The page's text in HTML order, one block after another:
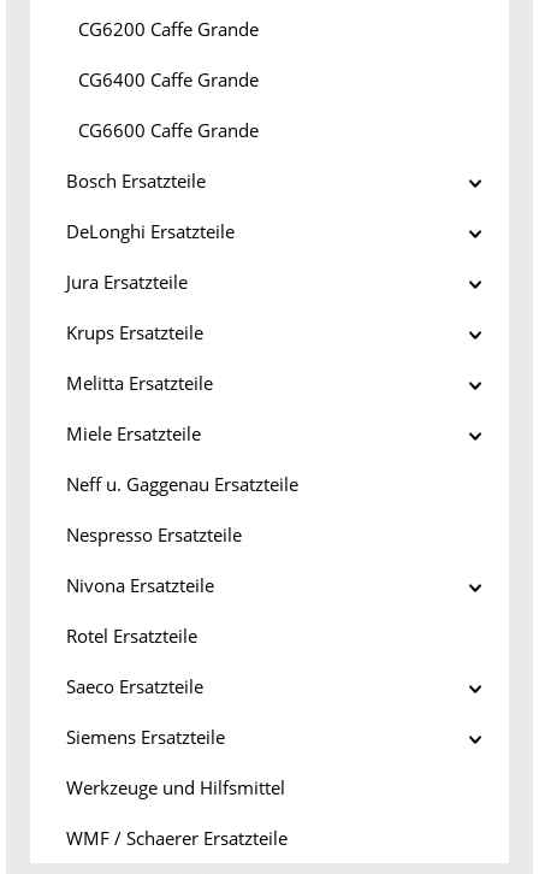
CG6200 Caffe Grande
CG6400 Caffe Grande
CG6600 Caffe Grande
Bosch Ersatzteile
DeLonghi Ersatzteile
Jura Ersatzteile
Krups Ersatzteile
Melitta Ersatzteile
Miele Ersatzteile
Neff u. Gaggenau Ersatzteile
Nespresso Ersatzteile
Nivona Ersatzteile
Rotel Ersatzteile
Saeco Ersatzteile
Siemens Ersatzteile
Werkzeuge und Hilfsmittel
WMF / Schaerer Ersatzteile